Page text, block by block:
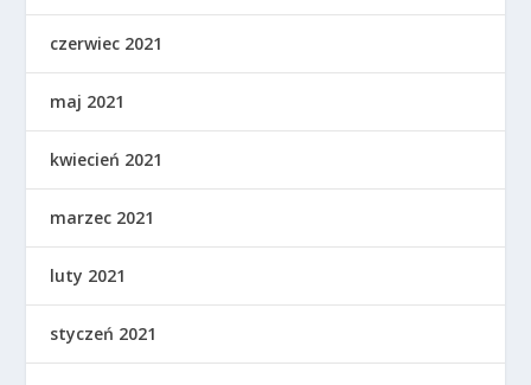
czerwiec 2021
maj 2021
kwiecień 2021
marzec 2021
luty 2021
styczeń 2021